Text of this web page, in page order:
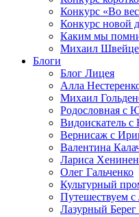
Конкурс «Во
Конкурс новой
Каким мы
Михаил
Блоги
Блог Лицея
Алла
Михаил
Родословная с
Видоискатель
Вернисаж с
Валентина
Лариса Хенинен
Олег Гальченко
Культурный
Путешествуем
Лазурный Берег